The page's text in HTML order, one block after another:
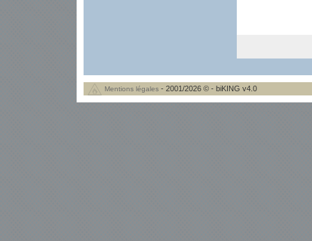
Mentions légales - 2001/2026 © - biKING v4.0